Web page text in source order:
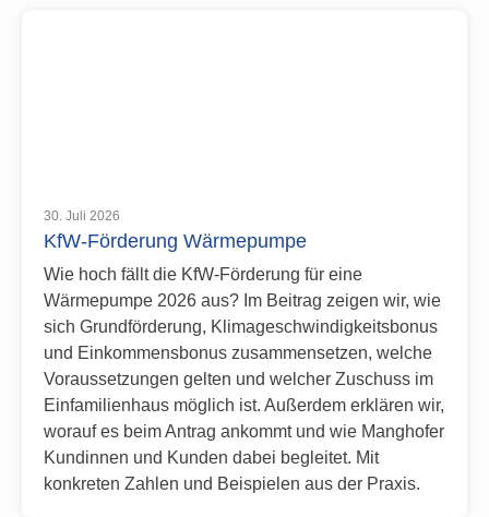
30. Juli 2026
KfW-Förderung Wärmepumpe
Wie hoch fällt die KfW-Förderung für eine
Wärmepumpe 2026 aus? Im Beitrag zeigen wir, wie
sich Grundförderung, Klimageschwindigkeitsbonus
und Einkommensbonus zusammensetzen, welche
Voraussetzungen gelten und welcher Zuschuss im
Einfamilienhaus möglich ist. Außerdem erklären wir,
worauf es beim Antrag ankommt und wie Manghofer
Kundinnen und Kunden dabei begleitet. Mit
konkreten Zahlen und Beispielen aus der Praxis.